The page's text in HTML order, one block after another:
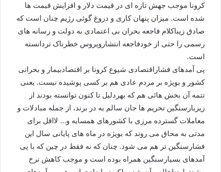
کرونا موجب جهش تازه ای در قیمت دلار و افزایش قیمت ها
شده است. میزان پنهان کاری و دروغ گوئی رژیم چنان است که
صادق زیباکلام فاجعه بحران بی اعتمادی به دولت و رسانه های
رسمی را حتی از خودفاجعه انتشارویروس خطرناک تردانسته
است.
پی آمدهای فشاراقتصادی شیوع کرونا بر اقتصادبیمار و بحرانی
کشور و بویژه بر مردم عادی هم بر کسی پوشیده نیست. یعنی
تتمه آن بخش هائی هم که بهردلیل تا کنون توانسته بودند از
زیربارسنگین تحریم ها جان سالم به در برند، از جمله مبادلات و
معاملات گسترده مرزی با کشورهای همسایه و… لااقل برای
مدتی به محاق می روند که بویژه در ماه های پایانی سال این
فشارسنگین تر هم می شود. چنان که نه فقط در چین که با پی
آمدهای بسیارسنگین همراه بوده است و موجب کاهش نرخ